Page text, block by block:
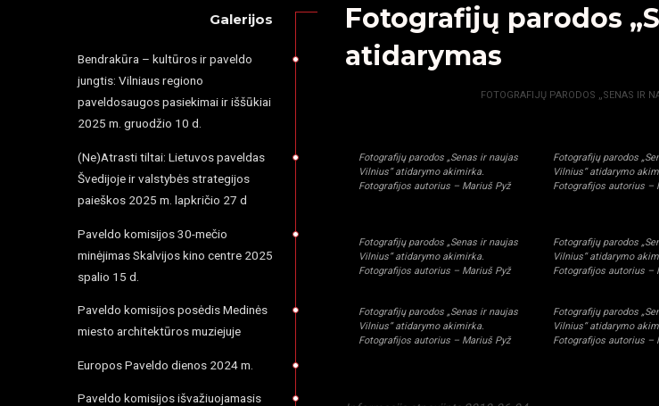
Fotografijų parodos
atidarymas
FOTOGRAFIJŲ PARODOS „SENAS IR
Fotografijų parodos „Senas ir naujas
Vilnius“ atidarymo akimirka.
Fotografijos autorius – Mariuš Pyž
Fotografijų parodos
Vilnius“ atidarymo
Fotografijos autorius –
Fotografijų parodos „Senas ir naujas
Vilnius“ atidarymo akimirka.
Fotografijos autorius – Mariuš Pyž
Fotografijų parodos
Vilnius“ atidarymo
Fotografijos autorius –
Fotografijų parodos „Senas ir naujas
Vilnius“ atidarymo akimirka.
Fotografijos autorius – Mariuš Pyž
Fotografijų parodos
Vilnius“ atidarymo
Fotografijos autorius –
Galerijos
Bendrakūra – kultūros ir paveldo
jungtis: Vilniaus regiono
paveldosaugos pasiekimai ir iššūkiai
2025 m. gruodžio 10 d.
(Ne)Atrasti tiltai: Lietuvos paveldas
Švedijoje ir valstybės strategijos
paieškos 2025 m. lapkričio 27 d
Paveldo komisijos 30-mečio
minėjimas Skalvijos kino centre 2025
spalio 15 d.
Paveldo komisijos posėdis Medinės
miesto architektūros muziejuje
Europos Paveldo dienos 2024 m.
Paveldo komisijos išvažiuojamasis